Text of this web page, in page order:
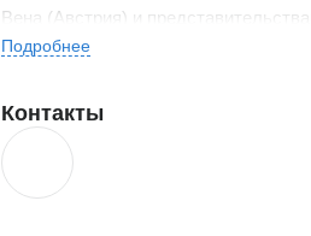
Вена (Австрия) и
Группа компаний ИКО
Российской Федерации и
Group
Подробнее
Контакты